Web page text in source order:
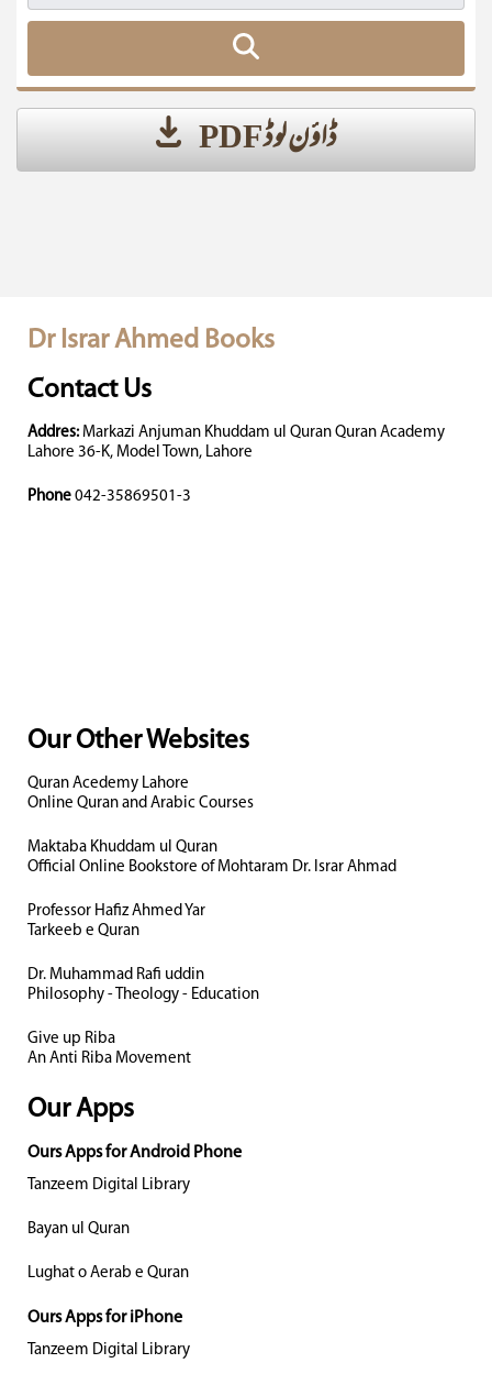
ڈاؤن لوڈ PDF
Dr Israr Ahmed Books
Contact Us
Addres: Markazi Anjuman Khuddam ul Quran Quran Academy
Lahore 36-K, Model Town, Lahore
Phone 042-35869501-3
Our Other Websites
Quran Acedemy Lahore
Online Quran and Arabic Courses
Maktaba Khuddam ul Quran
Official Online Bookstore of Mohtaram Dr. Israr Ahmad
Professor Hafiz Ahmed Yar
Tarkeeb e Quran
Dr. Muhammad Rafi uddin
Philosophy - Theology - Education
Give up Riba
An Anti Riba Movement
Our Apps
Ours Apps for Android Phone
Tanzeem Digital Library
Bayan ul Quran
Lughat o Aerab e Quran
Ours Apps for iPhone
Tanzeem Digital Library